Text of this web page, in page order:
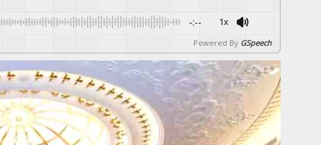
-:-- 1x
Powered By GSpeech